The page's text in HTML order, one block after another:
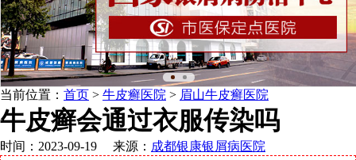
当前位置： 首页 > 牛皮癣医院 > 眉山牛皮癣医院
牛皮癣会通过衣服传染吗
时间：2023-09-19 来源： 成都银康银屑病医院